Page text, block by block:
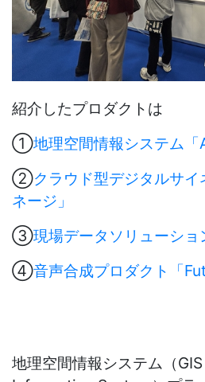
紹介したプロダクトは
①地理空間情報システム「
②クラウド型デジタルサ
ネージ」
③現場データソリューショ
④音声合成プロダクト「
地理空間情報システム（GIS